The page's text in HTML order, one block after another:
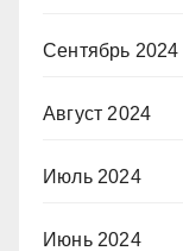
Сентябрь 2024
Август 2024
Июль 2024
Июнь 2024